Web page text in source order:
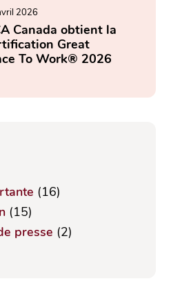
2026
Canada obtient la
Great
To Work® 2026
(16)
(15)
presse (2)